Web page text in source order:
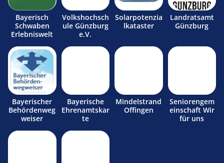
Bayerisch
Schwaben
Erlebniswelt
Volkshochsch
ule Günzburg
e.V.
Solarpotenzia
lkataster
Landratsamt
Günzburg
Bayerischer
Behördenweg
weiser
Bayerische
Ehrenamtskar
te
Mindelstrand
Offingen
Seniorengem
einschaft Wir
für uns